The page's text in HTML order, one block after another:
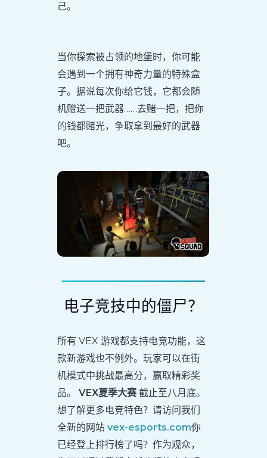
己。
当你探索被占领的地堡时，你可能
会遇到一个拥有神奇力量的特殊盒
子。据说每次你给它钱，它都会随
机赠送一把武器……去赌一把，把你
的钱都赌光，争取拿到最好的武器
吧。
电子竞技中的僵尸？
所有 VEX 游戏都支持电竞功能，这
款新游戏也不例外。玩家可以在街
机模式中挑战最高分，赢取精彩奖
品。VEX夏季大赛截止至八月底。
想了解更多电竞特色？请访问我们
全新的网站vex-esports.com你
已经登上排行榜了吗？作为观众，